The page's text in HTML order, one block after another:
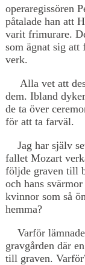
operaregissören
påtalade han att
varit frimurare.
som ägnat sig att
verk.
Alla vet att
dem. Ibland
de ta över
för att ta farväl.
Jag har själv
fallet Mozart
följde graven till
och hans
kvinnor som så
hemma?
Varför lämnade
gravgården där
till graven.